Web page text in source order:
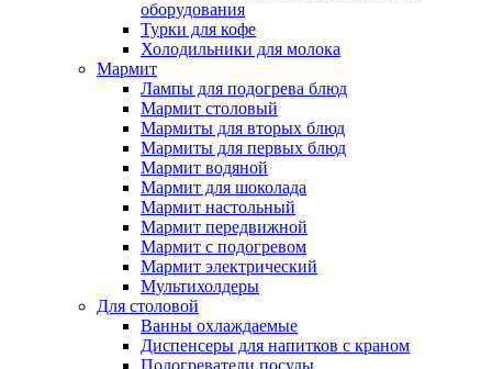
оборудования
Турки для кофе
Холодильники для молока
Мармит
Лампы для подогрева блюд
Мармит столовый
Мармиты для вторых блюд
Мармиты для первых блюд
Мармит водяной
Мармит для шоколада
Мармит настольный
Мармит передвижной
Мармит с подогревом
Мармит электрический
Мультихолдеры
Для столовой
Ванны охлаждаемые
Диспенсеры для напитков с краном
Подогреватели посуды